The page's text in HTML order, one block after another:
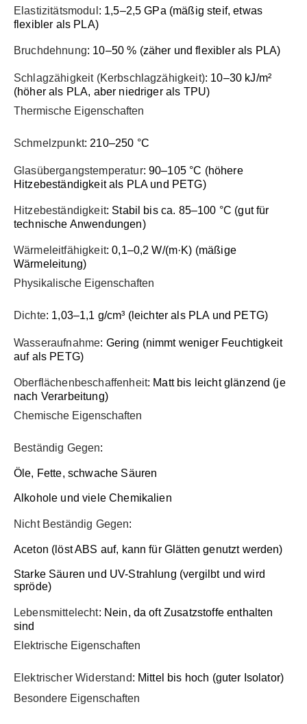
Elastizitätsmodul : 1,5–2,5 GPa (mäßig steif, etwas
flexibler als PLA)
Bruchdehnung: 10–50 % (zäher und flexibler als PLA)
Schlagzähigkeit (Kerbschlagzähigkeit): 10–30 kJ/m²
(höher als PLA, aber niedriger als TPU)
Thermische Eigenschaften
Schmelzpunkt: 210–250 °C
Glasübergangstemperatur: 90–105 °C (höhere
Hitzebeständigkeit als PLA und PETG)
Hitzebeständigkeit: Stabil bis ca. 85–100 °C (gut für
technische Anwendungen)
Wärmeleitfähigkeit: 0,1–0,2 W/(m·K) (mäßige
Wärmeleitung)
Physikalische Eigenschaften
Dichte: 1,03–1,1 g/cm³ (leichter als PLA und PETG)
Wasseraufnahme: Gering (nimmt weniger Feuchtigkeit
auf als PETG)
Oberflächenbeschaffenheit: Matt bis leicht glänzend (je
nach Verarbeitung)
Chemische Eigenschaften
Beständig Gegen:
Öle, Fette, schwache Säuren
Alkohole und viele Chemikalien
Nicht Beständig Gegen:
Aceton (löst ABS auf, kann für Glätten genutzt werden)
Starke Säuren und UV-Strahlung (vergilbt und wird
spröde)
Lebensmittelecht: Nein, da oft Zusatzstoffe enthalten
sind
Elektrische Eigenschaften
Elektrischer Widerstand: Mittel bis hoch (guter Isolator)
Besondere Eigenschaften